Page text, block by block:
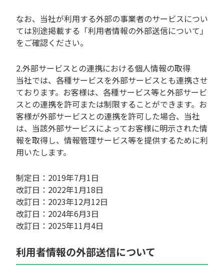
なお、当社が利用する外部の事業者のサービスについ
ては別途掲載する「利用者情報の外部送信について」
をご確認ください。
2.外部サービスとの連携における個人情報の取得
当社では、各種サービスを外部サービスとも連携させ
ております。お客様は、各種サービス等と外部サービ
スとの連携を許可または制限することができます。お
客様が外部サービスとの連携を許可した場合、当社
は、当該外部サービスによってお客様に明示された情
報を取得し、情報管理サービス等を提供するために利
用いたします。
制定日：2019年7月1日
改訂日：2022年1月18日
改訂日：2023年12月12日
改訂日：2024年6月3日
改訂日：2025年11月4日
利用者情報の外部送信について